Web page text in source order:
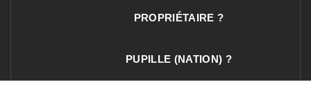
PROPRIÉTAIRE ?
PUPILLE (NATION) ?